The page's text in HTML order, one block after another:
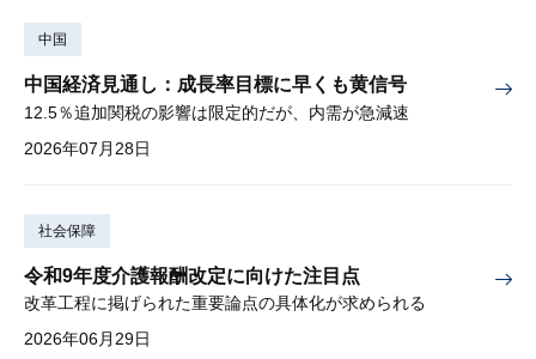
中国
中国経済見通し：成長率目標に早くも黄信号
12.5％追加関税の影響は限定的だが、内需が急減速
2026年07月28日
社会保障
令和9年度介護報酬改定に向けた注目点
改革工程に掲げられた重要論点の具体化が求められる
2026年06月29日